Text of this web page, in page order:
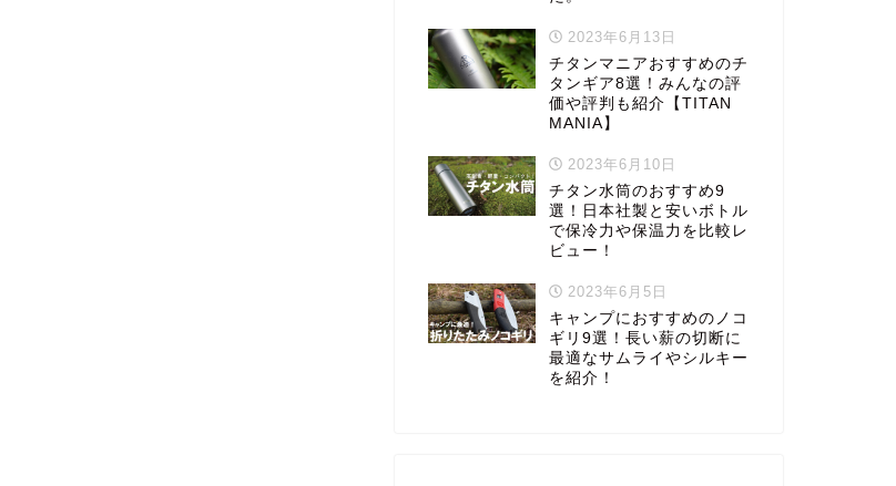
2023年6月13日
チタンマニアおすすめのチ
タンギア8選！みんなの評
価や評判も紹介【TITAN
MANIA】
2023年6月10日
チタン水筒のおすすめ9
選！日本社製と安いボトル
で保冷力や保温力を比較レ
ビュー！
2023年6月5日
キャンプにおすすめのノコ
ギリ9選！長い薪の切断に
最適なサムライやシルキー
を紹介！